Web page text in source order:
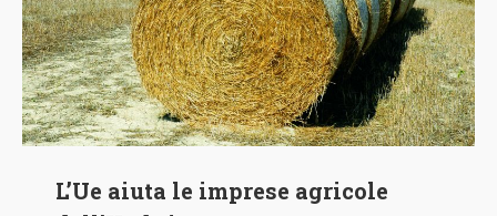
L’Ue aiuta le imprese agricole